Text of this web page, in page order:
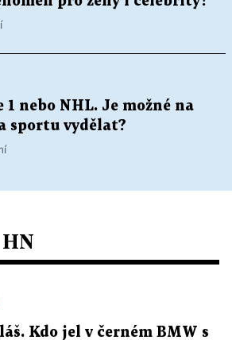
nebo NHL. Je možné na
sportu vydělat?
Kdo jel v černém BMW s